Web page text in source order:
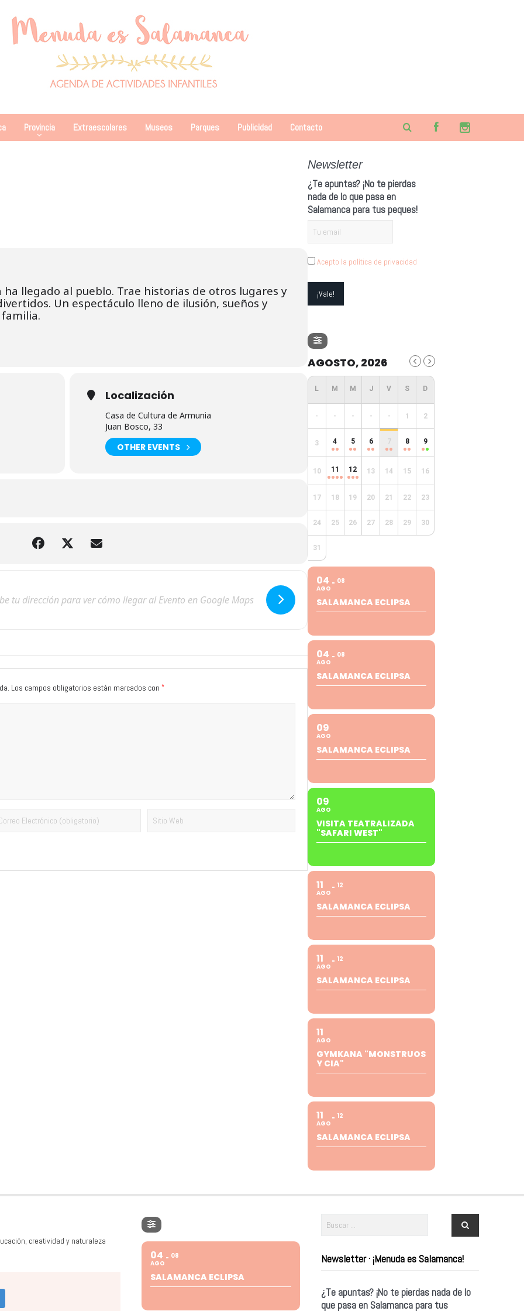
Provincia Extraescolares Museos Parques Publicidad Contacto
llegado al pueblo. Trae historias de otros lugares y
Un espectáculo lleno de ilusión, sueños y
Localización
Casa de Cultura de Armunia
Juan Bosco, 33
OTHER EVENTS
Los campos obligatorios están marcados con *
Newsletter
¿Te apuntas? ¡No te pierdas
nada de lo que pasa en
Salamanca para tus peques!
Acepto la política de privacidad
AGOSTO, 2026
- - - - - 1 2
3 4 5 6 7 8 9
10 11 12 13 14 15 16
17 18 19 20 21 22 23
24 25 26 27 28 29 30
31
04
AGO
08
SALAMANCA ECLIPSA
04
AGO
08
SALAMANCA ECLIPSA
09
AGO
SALAMANCA ECLIPSA
09
AGO
VISITA TEATRALIZADA
"SAFARI WEST"
11
AGO
12
SALAMANCA ECLIPSA
11
AGO
12
SALAMANCA ECLIPSA
11
AGO
GYMKANA "MONSTRUOS
Y CIA"
11
AGO
12
SALAMANCA ECLIPSA
creatividad y naturaleza
04
AGO
08
SALAMANCA ECLIPSA
Newsletter · ¡Menuda es Salamanca!
¿Te apuntas? ¡No te pierdas nada de lo
que pasa en Salamanca para tus